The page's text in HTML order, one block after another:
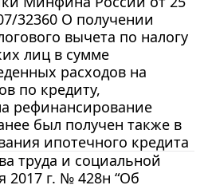
32360 О получении
вычета по налогу
лиц в сумме
расходов на
по кредиту,
рефинансирование
был получен также в
ипотечного кредита
труда и социальной
г. № 428н “Об